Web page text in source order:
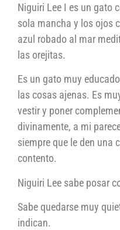
Niguiri Lee I es un gato
sola mancha y los ojos
azul robado al mar
las orejitas.
Es un gato muy
las cosas ajenas. Es
vestir y poner
divinamente, a mi
siempre que le den una
contento.
Niguiri Lee sabe posar
Sabe quedarse muy
indican.